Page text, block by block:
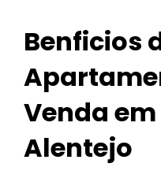
Benficios
Venda
Alentejo